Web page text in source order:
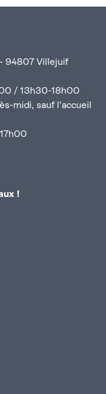
94807 Villejuif
/ 13h30-18h00
midi, sauf l'accueil
!